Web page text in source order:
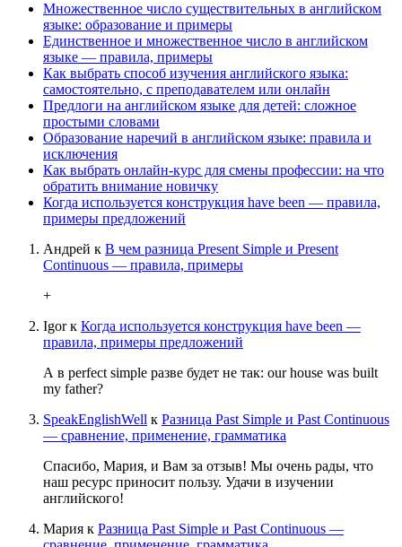
Множественное число существительных в английском
языке: образование и примеры
Единственное и множественное число в английском
языке — правила, примеры
Как выбрать способ изучения английского языка:
самостоятельно, с преподавателем или онлайн
Предлоги на английском языке для детей: сложное
простыми словами
Образование наречий в английском языке: правила и
исключения
Как выбрать онлайн-курс для смены профессии: на что
обратить внимание новичку
Когда используется конструкция have been — правила,
примеры предложений
Андрей к В чем разница Present Simple и Present
Continuous — правила, примеры
+
Igorк Когда используется конструкция have been —
правила, примеры предложений
А в perfect simple разве будет не так: our house was built
my father?
SpeakEnglishWell к Разница Past Simple и Past Continuous
— сравнение, применение, грамматика
Спасибо, Мария, и Вам за отзыв! Мы очень рады, что
наш ресурс приносит пользу. Удачи в изучении
английского!
Мария к Разница Past Simple и Past Continuous —